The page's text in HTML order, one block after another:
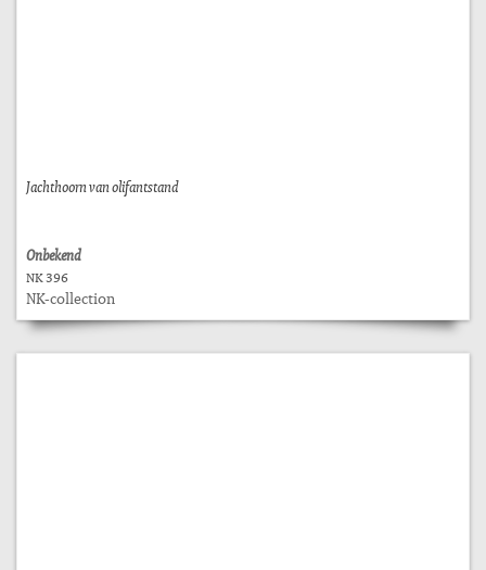
Jachthoorn van olifantstand
Onbekend
NK 396
NK-collection